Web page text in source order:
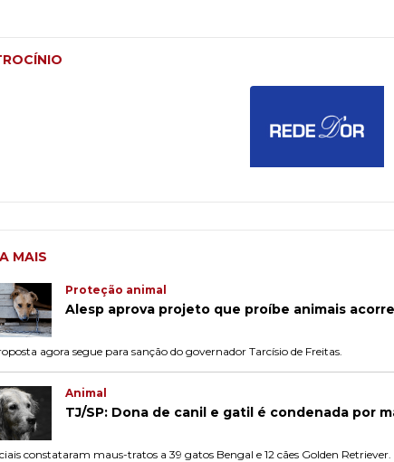
MAIS
Proteção animal
Alesp aprova projeto que proíbe animais
agora segue para sanção do governador Tarcísio de Freitas.
Animal
TJ/SP: Dona de canil e gatil é condenada por
constataram maus-tratos a 39 gatos Bengal e 12 cães Golden Retriever.